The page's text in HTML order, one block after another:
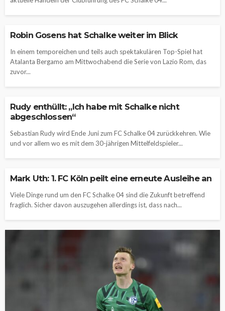
Robin Gosens hat Schalke weiter im Blick
In einem temporeichen und teils auch spektakulären Top-Spiel hat
Atalanta Bergamo am Mittwochabend die Serie von Lazio Rom, das
zuvor...
Rudy enthüllt: „Ich habe mit Schalke nicht
abgeschlossen“
Sebastian Rudy wird Ende Juni zum FC Schalke 04 zurückkehren. Wie
und vor allem wo es mit dem 30-jährigen Mittelfeldspieler...
Mark Uth: 1. FC Köln peilt eine erneute Ausleihe an
Viele Dinge rund um den FC Schalke 04 sind die Zukunft betreffend
fraglich. Sicher davon auszugehen allerdings ist, dass nach...